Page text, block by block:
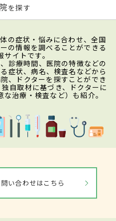
を探す
の症状・悩みに合わせ、全国
の情報を調べることができる
イトです。
診療時間、医院の特徴などの
症状、病名、検査名などから
、ドクターを探すことができ
自取材に基づき、ドクターに
治療・検査など）も紹介。
い合わせはこちら